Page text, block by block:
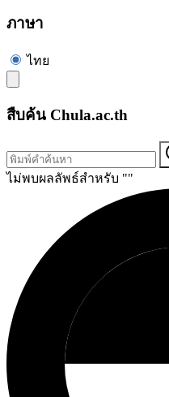
ภาษา
ไทย
สืบค้น Chula.ac.th
ไม่พบผลลัพธ์สำหรับ ""